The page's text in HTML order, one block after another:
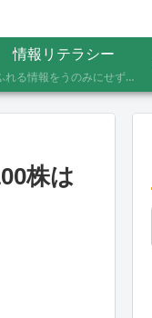
情報リテラシー
あふれる情報をうのみにせず、「これってほんと？」と一度立ち止まって見極めるための考え方を記録しています。ニュースの裏の読み解き方、詐欺やデマへの向き合い方など、サイト名「HONTO.NET」の原点となるテーマです。
株は